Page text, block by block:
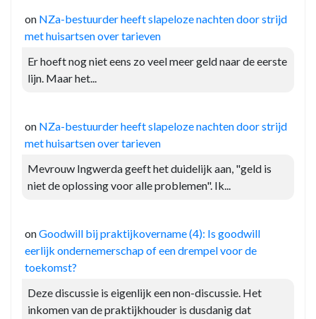
on NZa-bestuurder heeft slapeloze nachten door strijd
met huisartsen over tarieven
Er hoeft nog niet eens zo veel meer geld naar de eerste
lijn. Maar het...
on NZa-bestuurder heeft slapeloze nachten door strijd
met huisartsen over tarieven
Mevrouw Ingwerda geeft het duidelijk aan, "geld is
niet de oplossing voor alle problemen". Ik...
onGoodwill bij praktijkovername (4): Is goodwill
eerlijk ondernemerschap of een drempel voor de
toekomst?
Deze discussie is eigenlijk een non-discussie. Het
inkomen van de praktijkhouder is dusdanig dat